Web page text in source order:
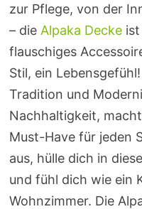
zur Pflege, von der
– die Alpaka Deckeist
flauschiges
Stil, ein
Tradition und
Nachhaltigkeit,
Must-Have für jeden
aus, hülle dich in
und fühl dich wie ein
Wohnzimmer. Die